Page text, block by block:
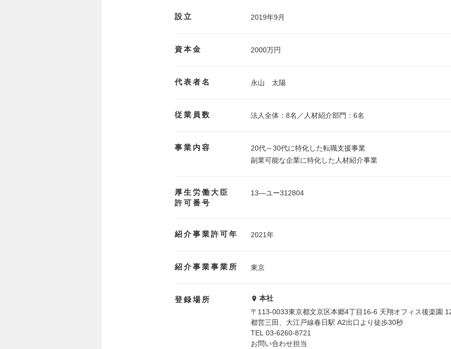
設立 2019年9月
資本金 2000万円
代表者名 永山 太陽
従業員数 法人全体：8名／人材紹介部門：6名
事業内容
20代～30代に特化した転職支援事業
副業可能な企業に特化した人材紹介事業
厚生労働大臣
許可番号
13―ユー312804
紹介事業許可年 2021年
紹介事業事業所 東京
登録場所
本社
〒113-0033東京都文京区本郷4丁目16-6 天翔オフィス後楽園
都営三田、大江戸線春日駅 A2出口より徒歩30秒
TEL 03-6260-8721
お問い合わせ担当